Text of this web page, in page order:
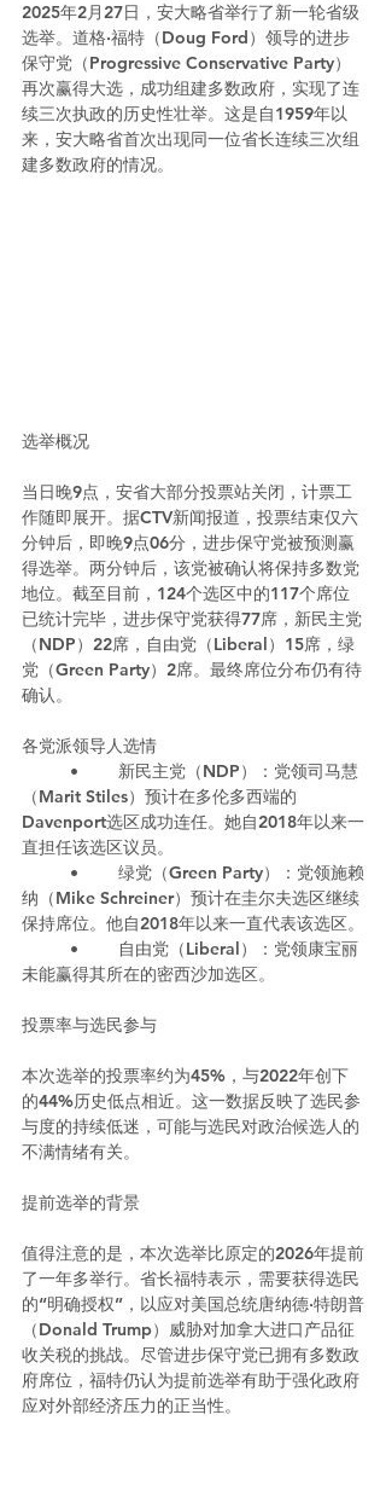
2025年2月27日，安大略省举行了新一轮省级
选举。道格·福特（Doug Ford）领导的进步
保守党（Progressive Conservative Party）
再次赢得大选，成功组建多数政府，实现了连
续三次执政的历史性壮举。这是自1959年以
来，安大略省首次出现同一位省长连续三次组
建多数政府的情况。
选举概况
当日晚9点，安省大部分投票站关闭，计票工
作随即展开。据CTV新闻报道，投票结束仅六
分钟后，即晚9点06分，进步保守党被预测赢
得选举。两分钟后，该党被确认将保持多数党
地位。截至目前，124个选区中的117个席位
已统计完毕，进步保守党获得77席，新民主党
（NDP）22席，自由党（Liberal）15席，绿
党（Green Party）2席。最终席位分布仍有待
确认。
各党派领导人选情
（Marit Stiles）预计在多伦多西端的
Davenport选区成功连任。她自2018年以来一
直担任该选区议员。
纳（Mike Schreiner）预计在圭尔夫选区继续
保持席位。他自2018年以来一直代表该选区。
未能赢得其所在的密西沙加选区。
投票率与选民参与
本次选举的投票率约为45%，与2022年创下
的44%历史低点相近。这一数据反映了选民参
与度的持续低迷，可能与选民对政治候选人的
不满情绪有关。
提前选举的背景
值得注意的是，本次选举比原定的2026年提前
了一年多举行。省长福特表示，需要获得选民
的“明确授权”，以应对美国总统唐纳德·特朗普
（Donald Trump）威胁对加拿大进口产品征
收关税的挑战。尽管进步保守党已拥有多数政
府席位，福特仍认为提前选举有助于强化政府
应对外部经济压力的正当性。